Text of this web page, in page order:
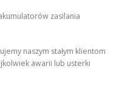
zasilania
naszym stałym klientom
awarii lub usterki